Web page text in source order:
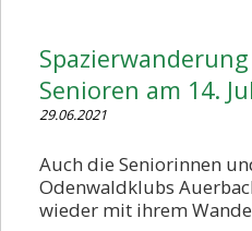
Wanderplan
Veranstaltungen
Bildergalerien
Vorstand
Senioren am 14.
29.06.2021
Auch die Seniorinnen
Odenwaldklubs
wieder mit ihrem